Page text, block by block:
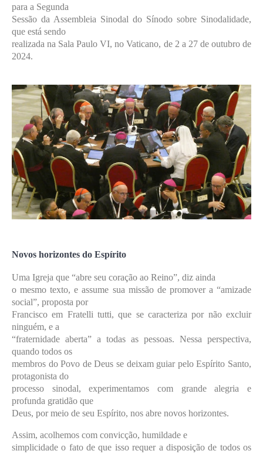
para a Segunda
Sessão da Assembleia Sinodal do Sínodo sobre Sinodalidade,
que está sendo
realizada na Sala Paulo VI, no Vaticano, de 2 a 27 de outubro de
2024.
Novos horizontes do Espírito
Uma Igreja que “abre seu coração ao Reino”, diz ainda
o mesmo texto, e assume sua missão de promover a “amizade
social”, proposta por
Francisco em Fratelli tutti, que se caracteriza por não excluir
ninguém, e a
“fraternidade aberta” a todas as pessoas. Nessa perspectiva,
quando todos os
membros do Povo de Deus se deixam guiar pelo Espírito Santo,
protagonista do
processo sinodal, experimentamos com grande alegria e
profunda gratidão que
Deus, por meio de seu Espírito, nos abre novos horizontes.
Assim, acolhemos com convicção, humildade e
simplicidade o fato de que isso requer a disposição de todos os